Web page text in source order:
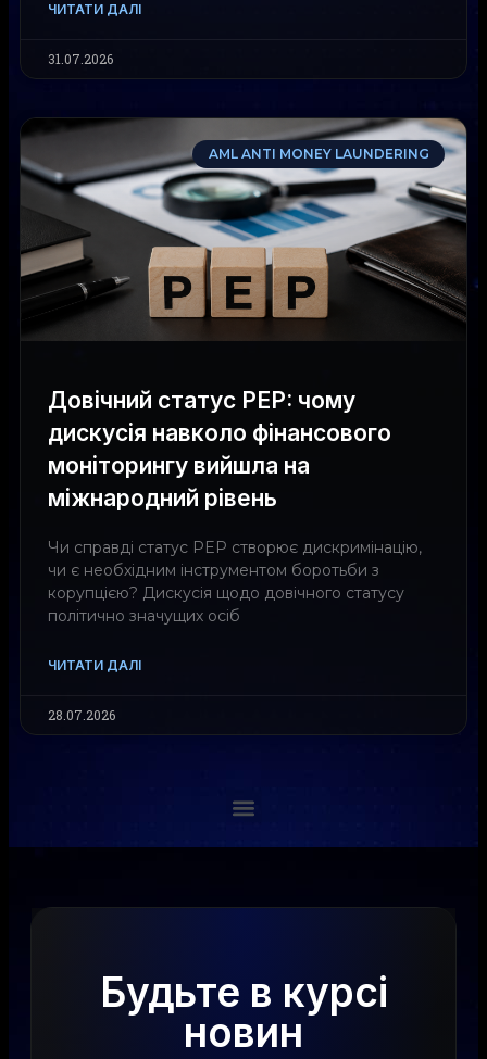
ЧИТАТИ ДАЛІ
31.07.2026
AML ANTI MONEY LAUNDERING
Довічний статус PEP: чому
дискусія навколо фінансового
моніторингу вийшла на
міжнародний рівень
Чи справді статус PEP створює дискримінацію,
чи є необхідним інструментом боротьби з
корупцією? Дискусія щодо довічного статусу
політично значущих осіб
ЧИТАТИ ДАЛІ
28.07.2026
Будьте в курсі
новин